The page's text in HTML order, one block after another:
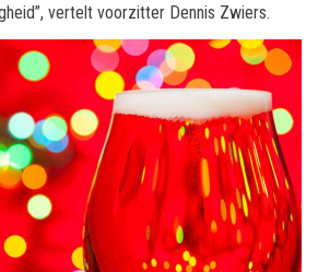
vertelt voorzitter Dennis Zwiers.